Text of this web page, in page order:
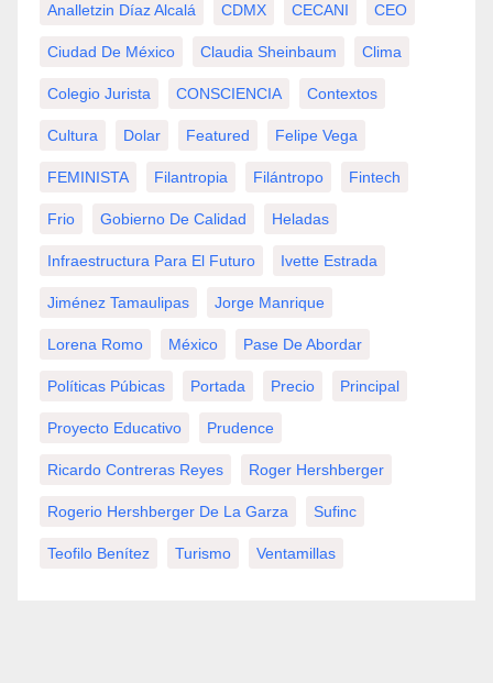
Analletzin Díaz Alcalá CDMX CECANI CEO
Ciudad De México Claudia Sheinbaum Clima
Colegio Jurista CONSCIENCIA Contextos
Cultura Dolar Featured Felipe Vega
FEMINISTA Filantropia Filántropo Fintech
Frio Gobierno De Calidad Heladas
Infraestructura Para El Futuro Ivette Estrada
Jiménez Tamaulipas Jorge Manrique
Lorena Romo México Pase De Abordar
Políticas Púbicas Portada Precio Principal
Proyecto Educativo Prudence
Ricardo Contreras Reyes Roger Hershberger
Rogerio Hershberger De La Garza Sufinc
Teofilo Benítez Turismo Ventamillas